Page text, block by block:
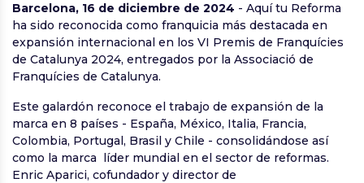
Barcelona, 16 de diciembre de 2024 - Aquí tu Reforma
ha sido reconocida como franquicia más destacada en
expansión internacional en los VI Premis de Franquícies
de Catalunya 2024, entregados por la Associació de
Franquícies de Catalunya.
Este galardón reconoce el trabajo de expansión de la
marca en 8 países - España, México, Italia, Francia,
Colombia, Portugal, Brasil y Chile - consolidándose así
como la marca líder mundial en el sector de reformas.
Enric Aparici, cofundador y director de